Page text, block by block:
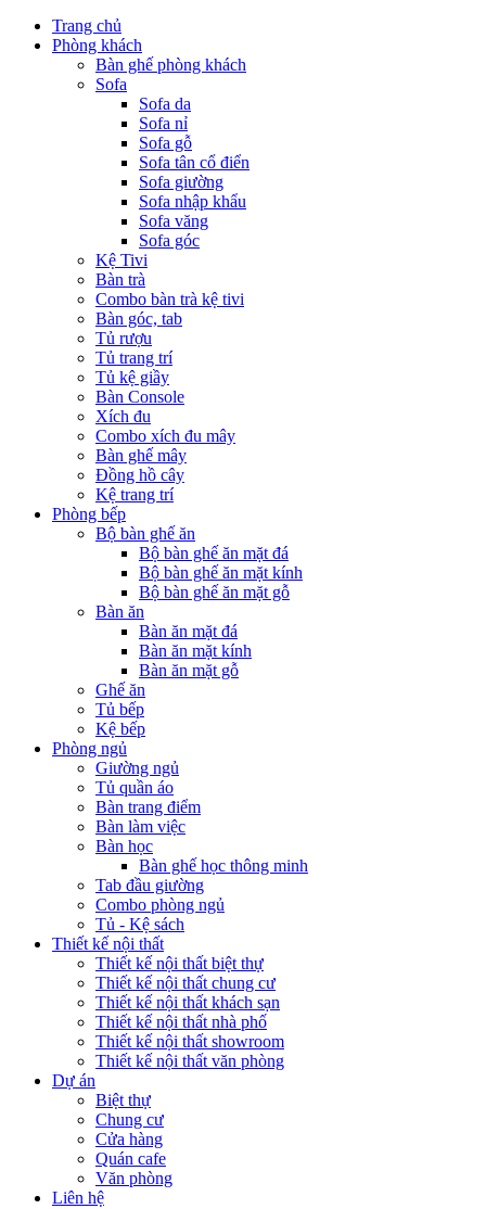
Trang chủ
Phòng khách
Bàn ghế phòng khách
Sofa
Sofa da
Sofa nỉ
Sofa gỗ
Sofa tân cổ điển
Sofa giường
Sofa nhập khẩu
Sofa văng
Sofa góc
Kệ Tivi
Bàn trà
Combo bàn trà kệ tivi
Bàn góc, tab
Tủ rượu
Tủ trang trí
Tủ kệ giầy
Bàn Console
Xích đu
Combo xích đu mây
Bàn ghế mây
Đồng hồ cây
Kệ trang trí
Phòng bếp
Bộ bàn ghế ăn
Bộ bàn ghế ăn mặt đá
Bộ bàn ghế ăn mặt kính
Bộ bàn ghế ăn mặt gỗ
Bàn ăn
Bàn ăn mặt đá
Bàn ăn mặt kính
Bàn ăn mặt gỗ
Ghế ăn
Tủ bếp
Kệ bếp
Phòng ngủ
Giường ngủ
Tủ quần áo
Bàn trang điểm
Bàn làm việc
Bàn học
Bàn ghế học thông minh
Tab đầu giường
Combo phòng ngủ
Tủ - Kệ sách
Thiết kế nội thất
Thiết kế nội thất biệt thự
Thiết kế nội thất chung cư
Thiết kế nội thất khách sạn
Thiết kế nội thất nhà phố
Thiết kế nội thất showroom
Thiết kế nội thất văn phòng
Dự án
Biệt thự
Chung cư
Cửa hàng
Quán cafe
Văn phòng
Liên hệ